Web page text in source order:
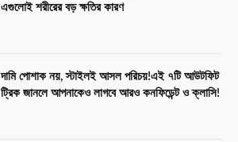
এগুলোই শরীরের বড় ক্ষতির কারণ
দামি পোশাক নয়, স্টাইলই আসল পরিচয়!এই ৭টি আউটফিট
ট্রিক জানলে আপনাকেও লাগবে আরও কনফিডেন্ট ও ক্লাসি!